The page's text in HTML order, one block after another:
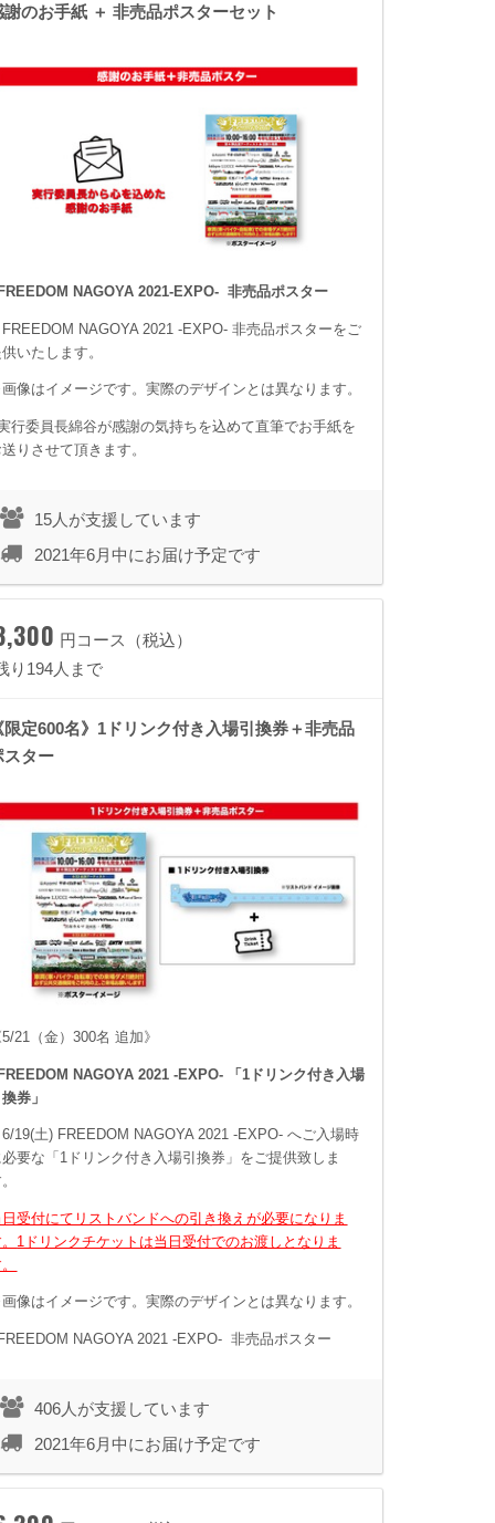
謝のお手紙 ＋ 非売品ポスターセット
NAGOYA 2021-EXPO- 非売品ポスター
NAGOYA 2021 -EXPO- 非売品ポスターをご
いたします。
像はイメージです。実際のデザインとは異なります。
行委員長綿谷が感謝の気持ちを込めて直筆でお手紙を
りさせて頂きます。
15人が支援しています
2021年6月中にお届け予定です
円コース（税込）
り194人まで
限定600名》1ドリンク付き入場引換券＋非売品
スター
21（金）300名 追加》
NAGOYA 2021 -EXPO- 「1ドリンク付き入場
券」
19(土) FREEDOM NAGOYA 2021 -EXPO- へご入場時
要な「1ドリンク付き入場引換券」をご提供致しま
受付にてリストバンドへの引き換えが必要になりま
1ドリンクチケットは当日受付でのお渡しとなりま
像はイメージです。実際のデザインとは異なります。
NAGOYA 2021 -EXPO- 非売品ポスター
406人が支援しています
2021年6月中にお届け予定です